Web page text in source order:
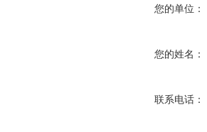
您的单位：
您的姓名：
联系电话：